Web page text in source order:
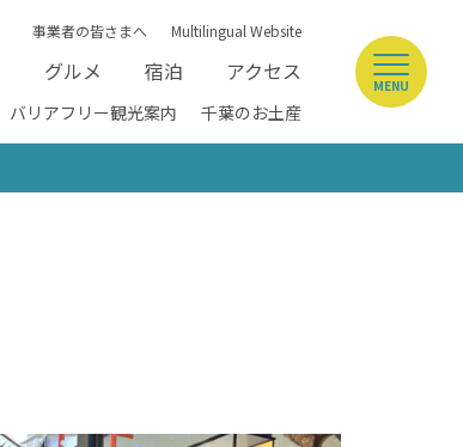
事業者の皆さまへ Multilingual Website
グルメ 宿泊 アクセス
バリアフリー観光案内 千葉のお土産
MENU